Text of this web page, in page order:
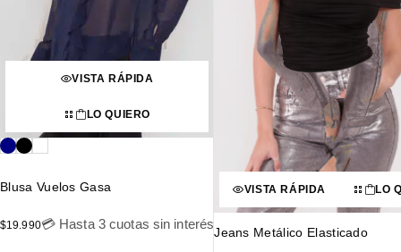
VISTA RÁPIDA
LO QUIERO
Blusa Vuelos Gasa
$19.990💳 Hasta 3 cuotas sin interés
VISTA RÁPIDA LO
Jeans Metálico Elasticado